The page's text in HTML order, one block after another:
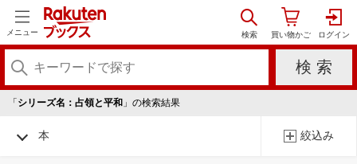
メニュー
「 シリーズ名：占領と平和 」の検索結果
本 絞込み